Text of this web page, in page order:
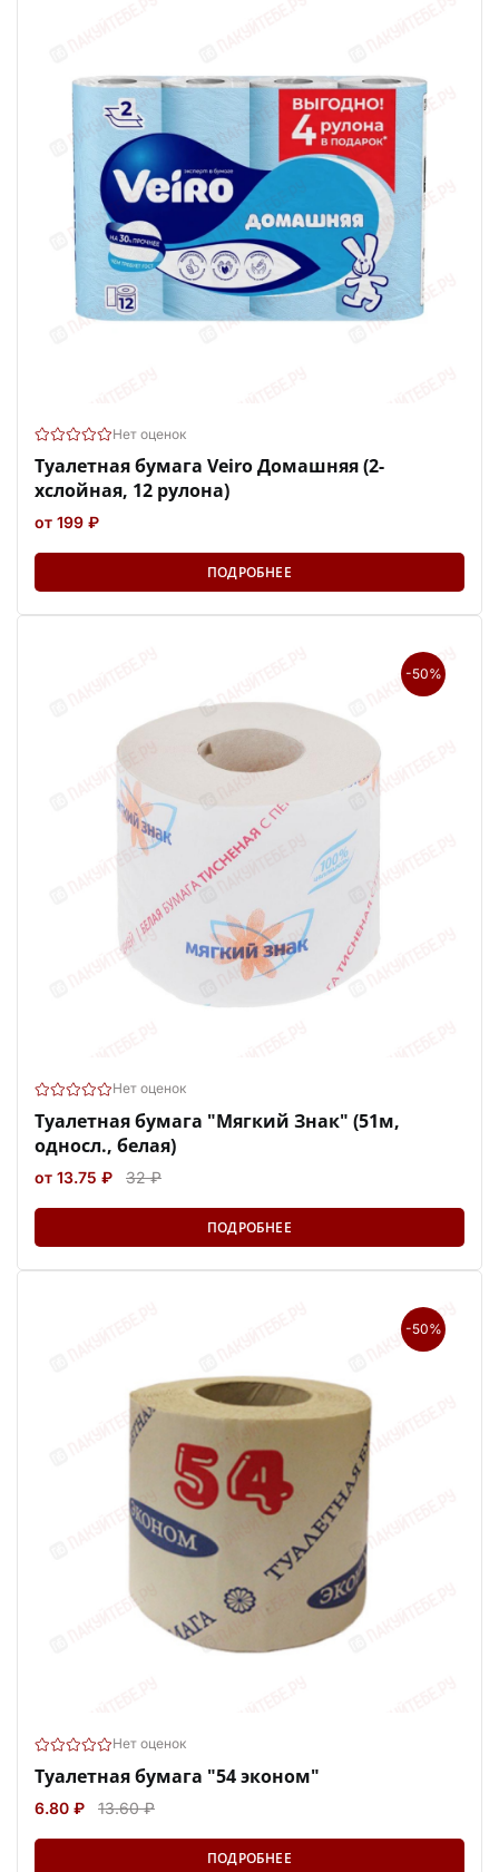
Нет оценок
Туалетная бумага Veiro Домашняя (2-
хслойная, 12 рулона)
от 199 ₽
ПОДРОБНЕЕ
-50%
Нет оценок
Туалетная бумага "Мягкий Знак" (51м,
односл., белая)
от 13.75 ₽ 32 ₽
ПОДРОБНЕЕ
-50%
Нет оценок
Туалетная бумага "54 эконом"
6.80 ₽ 13.60 ₽
ПОДРОБНЕЕ